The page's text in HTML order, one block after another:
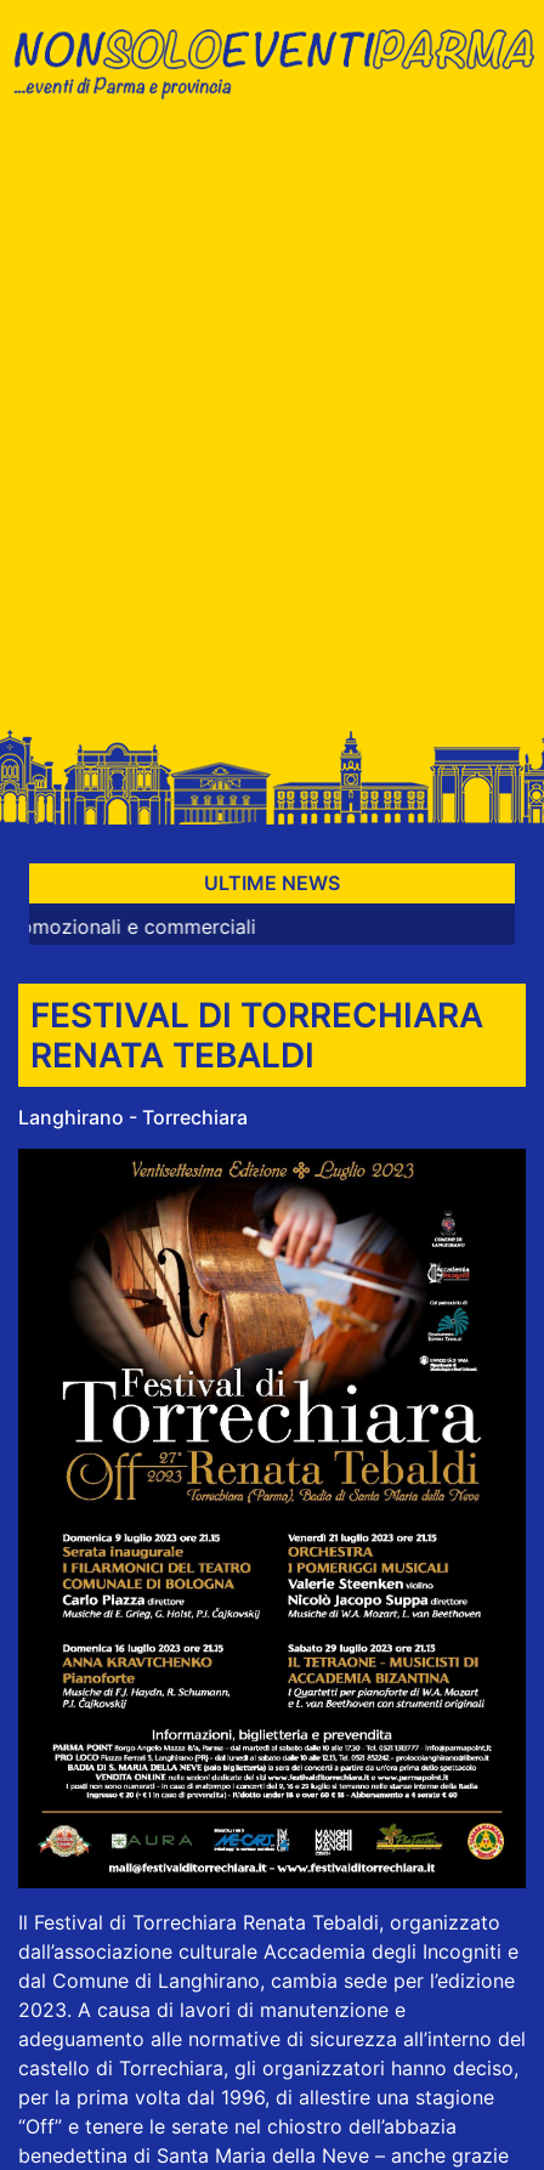
ULTIME NEWS
e commerciali
FESTIVAL DI TORRECHIARA
RENATA TEBALDI
Langhirano - Torrechiara
Il Festival di Torrechiara Renata Tebaldi, organizzato
dall’associazione culturale Accademia degli Incogniti e
dal Comune di Langhirano, cambia sede per l’edizione
2023. A causa di lavori di manutenzione e
adeguamento alle normative di sicurezza all’interno del
castello di Torrechiara, gli organizzatori hanno deciso,
per la prima volta dal 1996, di allestire una stagione
“Off” e tenere le serate nel chiostro dell’abbazia
benedettina di Santa Maria della Neve – anche grazie